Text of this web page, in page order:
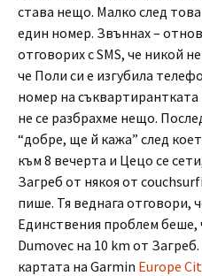
става нещо. Малко след това
един номер. Звъннах –
отговорих с SMS, че никой
че Поли си е изгубила
номер на съквартирантката
не се разбрахме нещо.
“добре, ще й кажа” след
към 8 вечерта и Цецо се
Загреб от някоя от
пише. Тя веднага отговори,
Единствения проблем
Dumovec на 10 km от
картата на Garmin Europe